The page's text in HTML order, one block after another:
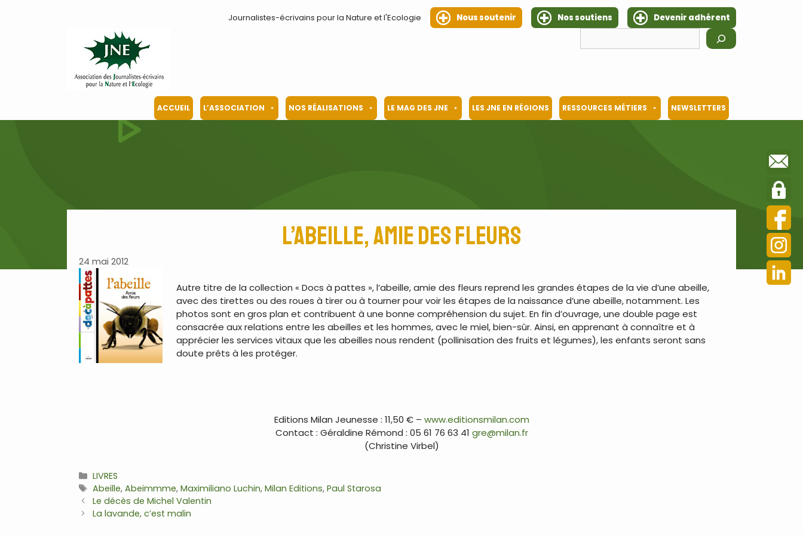
Journalistes-écrivains pour la Nature et l'Ecologie Nous soutenir Nos soutiens
Devenir adhérent
ACCUEIL L’ASSOCIATION NOS RÉALISATIONS LE MAG DES JNE LES JNE EN RÉGIONS RESSOURCES MÉTIERS NEWSLETTERS
L’abeille, amie des fleurs
24 mai 2012
Autre titre de la collection « Docs à pattes », l’abeille, amie des fleurs reprend les grandes étapes de la vie d’une abeille,
avec des tirettes ou des roues à tirer ou à tourner pour voir les étapes de la naissance d’une abeille, notamment. Les
photos sont en gros plan et contribuent à une bonne compréhension du sujet. En fin d’ouvrage, une double page est
consacrée aux relations entre les abeilles et les hommes, avec le miel, bien-sûr. Ainsi, en apprenant à connaître et à
apprécier les services vitaux que les abeilles nous rendent (pollinisation des fruits et légumes), les enfants seront sans
doute prêts à les protéger.
Editions Milan Jeunesse : 11,50 € – www.editionsmilan.com
Contact : Géraldine Rémond : 05 61 76 63 41 gre@milan.fr
(Christine Virbel)
Catégories
LIVRES
Étiquettes
Abeille,Abeimmme,Maximiliano Luchin,Milan Editions,Paul Starosa
Navigation
des
Le décès de Michel Valentin
La lavande, c’est malin